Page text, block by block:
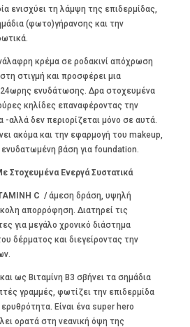
ενισχύει τη λάμψη της επιδερμίδας,
(φωτο)γήρανσης και την
κρέμα σε ροδακινί απόχρωση
στιγμή και προσφέρει μια
ενυδάτωσης. Δρα στοχευμένα
κηλίδες επαναφέροντας την
αλλά δεν περιορίζεται μόνο σε αυτά.
ακόμα και την εφαρμογή του makeup,
ενυδατωμένη βάση για foundation.
Ενεργά Συστατικά
C /άμεση δράση, υψηλή
απορρόφηση. Διατηρεί τις
για μεγάλο χρονικό διάστημα
δέρματος και διεγείροντας την
ως Βιταμίνη Β3 σβήνει τα σημάδια
γραμμές, φωτίζει την επιδερμίδα
Είναι ένα super hero
ορατά στη νεανική όψη της